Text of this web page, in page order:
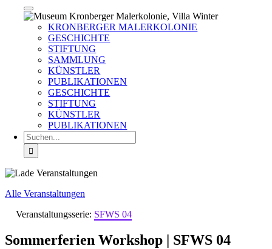
KRONBERGER MALERKOLONIE
GESCHICHTE
STIFTUNG
SAMMLUNG
KÜNSTLER
PUBLIKATIONEN
GESCHICHTE
STIFTUNG
KÜNSTLER
PUBLIKATIONEN
Suche
nach:
Alle Veranstaltungen
Veranstaltungsserie: SFWS 04
Sommerferien Workshop | SFWS 04